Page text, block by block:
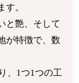
。
と艶、そして
が特徴で、数
、1つ1つの工